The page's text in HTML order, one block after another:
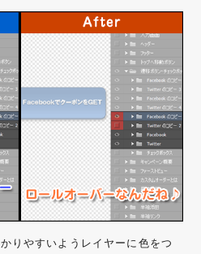
りやすいようレイヤーに色をつ